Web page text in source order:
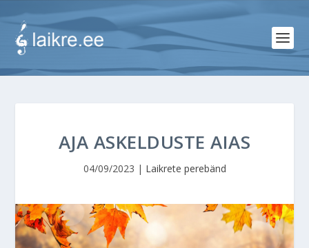
AJA ASKELDUSTE AIAS
04/09/2023 | Laikrete perebänd